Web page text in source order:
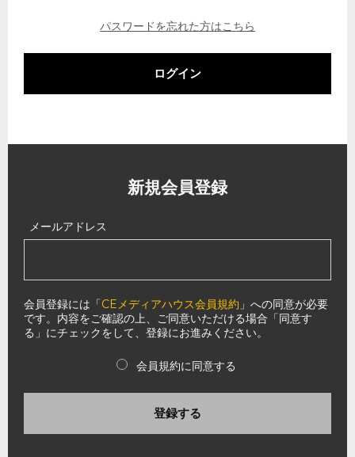
パスワードを忘れた方はこちら
ログイン
新規会員登録
メールアドレス
会員登録には「CEメディアハウス会員規約 」への同意が必要
です。内容をご確認の上、ご同意いただける場合「同意す
る」にチェックをして、登録にお進みください。
会員規約に同意する
登録する